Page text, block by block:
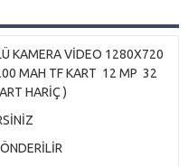
KAMERA VİDEO 1280X720
MAH TF KART 12 MP 32
HARİÇ )